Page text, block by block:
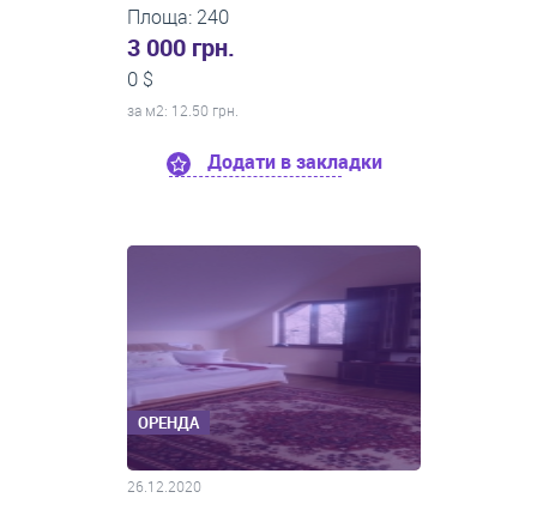
Площа: 240
3 000 грн.
0 $
за м2: 12.50 грн.
Додати в закладки
ОРЕНДА
26.12.2020